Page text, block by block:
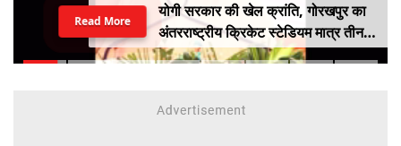
योगी सरकार की खेल क्रांति, गोरखपुर का
अंतरराष्ट्रीय क्रिकेट स्टेडियम मात्र तीन
महीने में लगभग 20% तैयार
Read More